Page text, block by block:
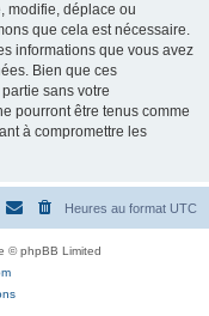
modifie, déplace ou
que cela est nécessaire.
informations que vous avez
Bien que ces
sans votre
pourront être tenus comme
à compromettre les
Heures au format UTC
© phpBB Limited